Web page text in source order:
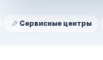
центры